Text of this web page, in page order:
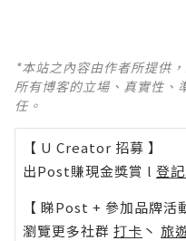
*本站之內容由作者所提供
所有博客的立場、真實性、
任。
【 U Creator 招募 】
出Post賺現金獎賞 l 登
【 睇Post + 參加品牌活
瀏覽更多社群 打卡 丶 旅